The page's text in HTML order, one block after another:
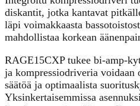
diskantit, jotka kantavat
läpi voimakkaasta
mahdollistaa korkean
RAGE15CXP tukee bi-amp-
ja kompressiodriveria voidaan
säätöä ja optimaalista
Yksinkertaisemmissa